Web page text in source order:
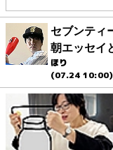
セブンティ
朝エッセイ
ほり
(07.24 10:00)